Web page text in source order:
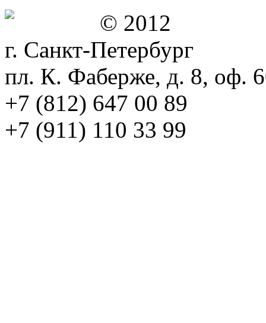
© 2012
г. Санкт-Петербург
пл. К. Фаберже, д. 8, оф.
+7 (812) 647 00 89
+7 (911) 110 33 99